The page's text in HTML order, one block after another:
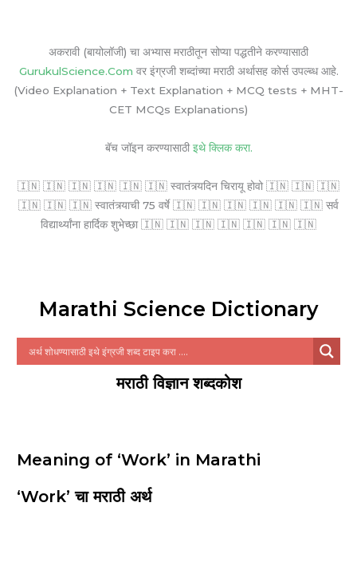
अकरावी (बायोलॉजी) चा अभ्यास मराठीतून सोप्या पद्धतीने करण्यासाठी
GurukulScience.Com वर इंग्रजी शब्दांच्या मराठी अर्थासह कोर्स उपल्ब्ध आहे.
(Video Explanation + Text Explanation + MCQ tests + MHT-
CET MCQs Explanations)
बॅच जॉइन करण्यासाठी इथे क्लिक करा.
🇮🇳 🇮🇳 🇮🇳 🇮🇳 🇮🇳 🇮🇳 स्वातंत्र्यदिन चिरायू होवो 🇮🇳 🇮🇳 🇮🇳
🇮🇳 🇮🇳 🇮🇳 स्वातंत्र्याची 75 वर्षे 🇮🇳 🇮🇳 🇮🇳 🇮🇳 🇮🇳 🇮🇳 सर्व
विद्यार्थ्यांना हार्दिक शुभेच्छा 🇮🇳 🇮🇳 🇮🇳 🇮🇳 🇮🇳 🇮🇳 🇮🇳
Marathi Science Dictionary
मराठी विज्ञान शब्दकोश
Meaning of ‘Work’ in Marathi
‘Work’ चा मराठी अर्थ